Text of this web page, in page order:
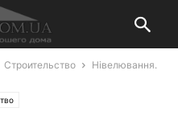
Строительство
Нівелювання.